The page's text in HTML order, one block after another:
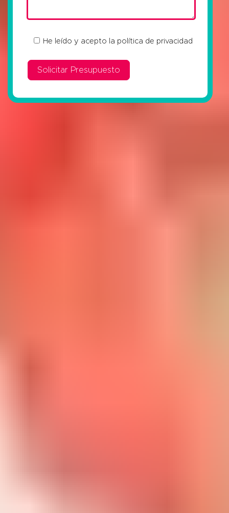
He leído y acepto la política de privacidad